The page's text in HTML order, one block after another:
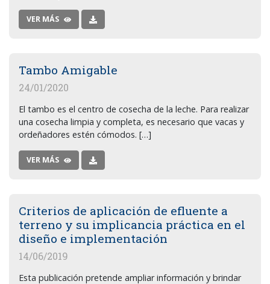
VER MÁS
Tambo Amigable
24/01/2020
El tambo es el centro de cosecha de la leche. Para realizar
una cosecha limpia y completa, es necesario que vacas y
ordeñadores estén cómodos. […]
VER MÁS
Criterios de aplicación de efluente a
terreno y su implicancia práctica en el
diseño e implementación
14/06/2019
Esta publicación pretende ampliar información y brindar